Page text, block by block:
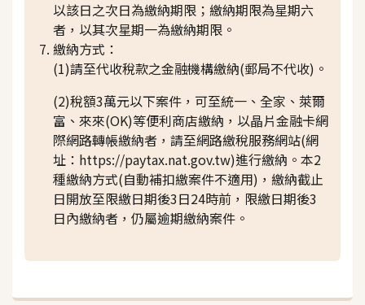
以該日之次日為繳納期限；繳納期限為星期六
者，以其次星期一為繳納期限。
繳納方式：
(1)請至代收稅款之金融機構繳納(郵局不代收)。
(2)稅額3萬元以下案件，可至統一、全家、萊爾
富、來來(OK)等便利商店繳納，以晶片金融卡網
際網路轉帳繳納者，請至網路繳稅服務網站(網
址：https://paytax.nat.gov.tw)進行繳納。本2
種繳納方式(自動補扣繳案件不適用)，繳納截止
日開放至限繳日期後3日24時前，限繳日期後3
日內繳納者，仍屬逾期繳納案件。